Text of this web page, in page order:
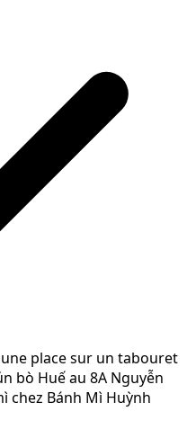
place sur un tabouret
bò Huế au 8A Nguyễn
chez Bánh Mì Huỳnh